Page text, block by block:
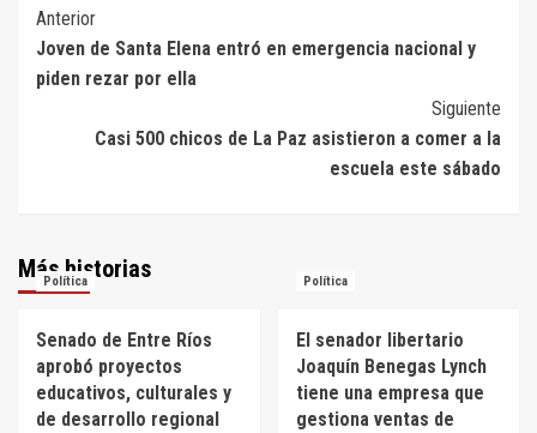
Navegación
de
entradas
Anterior
Joven de Santa Elena entró en emergencia nacional y
piden rezar por ella
Siguiente
Casi 500 chicos de La Paz asistieron a comer a la
escuela este sábado
Más historias
Política
Senado de Entre Ríos
aprobó proyectos
educativos, culturales y
de desarrollo regional
Política
El senador libertario
Joaquín Benegas Lynch
tiene una empresa que
gestiona ventas de